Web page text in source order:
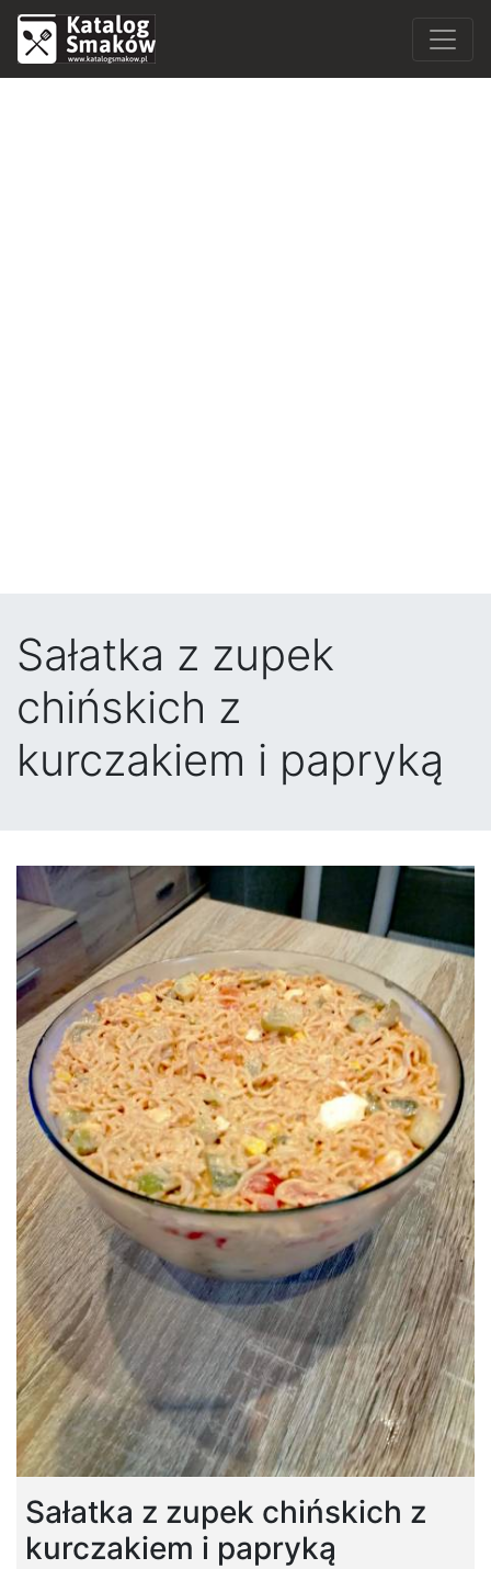
Sałatka z zupek
chińskich z
kurczakiem i papryką
Sałatka z zupek chińskich z
kurczakiem i papryką